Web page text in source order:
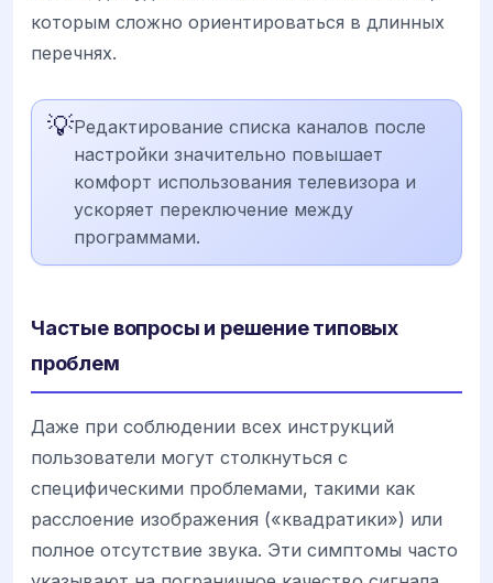
которым сложно ориентироваться в длинных
перечнях.
💡Редактирование списка каналов после
настройки значительно повышает
комфорт использования телевизора и
ускоряет переключение между
программами.
Частые вопросы и решение типовых
проблем
Даже при соблюдении всех инструкций
пользователи могут столкнуться с
специфическими проблемами, такими как
расслоение изображения («квадратики») или
полное отсутствие звука. Эти симптомы часто